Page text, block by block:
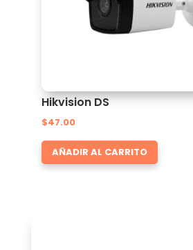
Hikvision DS
$47.00
AÑADIR AL CARRITO